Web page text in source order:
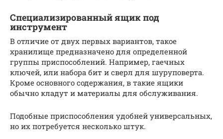
Специализированный ящик под
инструмент
В отличие от двух первых вариантов, такое
хранилище предназначено для определенной
группы приспособлений. Например, гаечных
ключей, или набора бит и сверл для шуруповерта.
Кроме основного содержания, в такие ящики
обычно кладут и материалы для обслуживания.
Подобные приспособления удобней универсальных,
но их потребуется несколько штук.